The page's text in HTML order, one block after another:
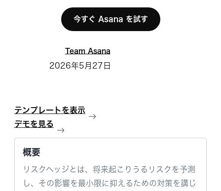
今すぐ Asana を試す
Team Asana
2026年5月27日
テンプレートを表示
デモを見る
概要
リスクヘッジとは、将来起こりうるリスクを予測
し、その影響を最小限に抑えるための対策を講じ